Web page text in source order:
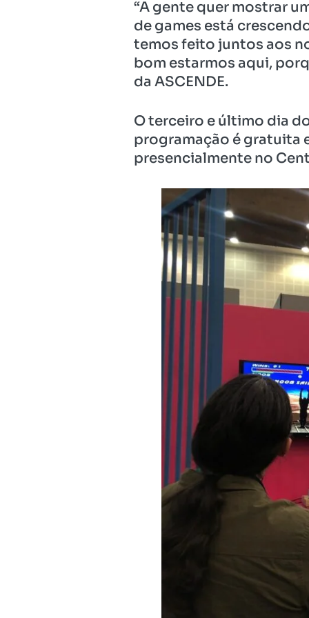
“A gente quer mostrar
de games está
temos feito juntos aos
bom estarmos aqui,
da ASCENDE.
O terceiro e último dia
programação é gratuita
presencialmente no